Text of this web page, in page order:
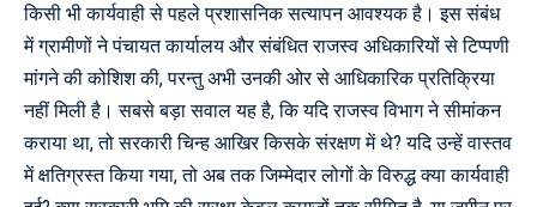
किसी भी कार्यवाही से पहले प्रशासनिक सत्यापन आवश्यक है। इस संबंध
में ग्रामीणों ने पंचायत कार्यालय और संबंधित राजस्व अधिकारियों से टिप्पणी
मांगने की कोशिश की, परन्तु अभी उनकी ओर से आधिकारिक प्रतिक्रिया
नहीं मिली है। सबसे बड़ा सवाल यह है, कि यदि राजस्व विभाग ने सीमांकन
कराया था, तो सरकारी चिन्ह आखिर किसके संरक्षण में थे? यदि उन्हें वास्तव
में क्षतिग्रस्त किया गया, तो अब तक जिम्मेदार लोगों के विरुद्ध क्या कार्यवाही